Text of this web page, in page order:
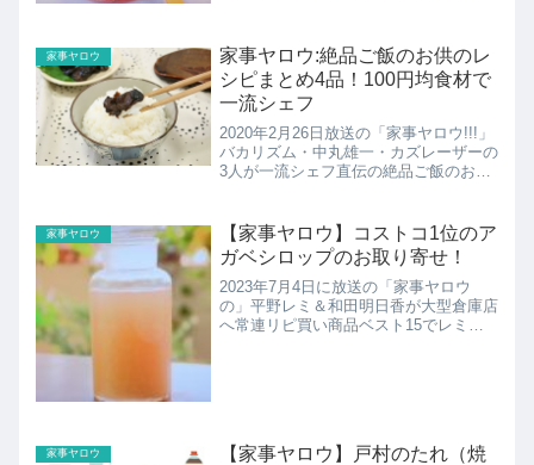
家事ヤロウ
家事ヤロウ:絶品ご飯のお供のレ
シピまとめ4品！100円均食材で
一流シェフ
2020年2月26日放送の「家事ヤロウ!!!」
バカリズム・中丸雄一・カズレーザーの
3人が一流シェフ直伝の絶品ご飯のお供
レシピのまとめ！
家事ヤロウ
【家事ヤロウ】コストコ1位のア
ガベシロップのお取り寄せ！
2023年7月4日に放送の「家事ヤロウ
の」平野レミ＆和田明日香が大型倉庫店
へ常連リピ買い商品ベスト15でレミ＆
家事ヤロウ
【家事ヤロウ】戸村のたれ（焼